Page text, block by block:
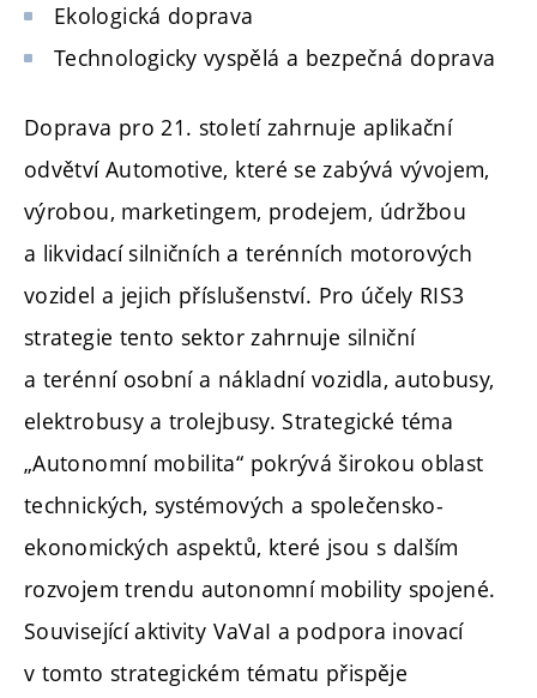
Ekologická doprava
Technologicky vyspělá a bezpečná doprava
Doprava pro 21. století zahrnuje aplikační
odvětví Automotive, které se zabývá vývojem,
výrobou, marketingem, prodejem, údržbou
a likvidací silničních a terénních motorových
vozidel a jejich příslušenství. Pro účely RIS3
strategie tento sektor zahrnuje silniční
a terénní osobní a nákladní vozidla, autobusy,
elektrobusy a trolejbusy. Strategické téma
„Autonomní mobilita“ pokrývá širokou oblast
technických, systémových a společensko-
ekonomických aspektů, které jsou s dalším
rozvojem trendu autonomní mobility spojené.
Související aktivity VaVaI a podpora inovací
v tomto strategickém tématu přispěje